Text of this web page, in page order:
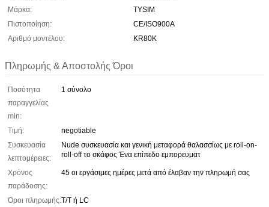
Μάρκα:
TYSIM
Πιστοποίηση:
CE/ISO900A
Αριθμό μοντέλου:
KR80K
Πληρωμής & Αποστολής Όροι
Ποσότητα
παραγγελίας
min:
1 σύνολο
Τιμή:
negotiable
Συσκευασία
λεπτομέρειες:
Nude συσκευασία και γενική μεταφορά θαλασσίως με roll-on-
roll-off το σκάφος Ένα επίπεδο εμπορευματ
Χρόνος
παράδοσης:
45 οι εργάσιμες ημέρες μετά από έλαβαν την πληρωμή σας
Όροι πληρωμής:T/T ή LC